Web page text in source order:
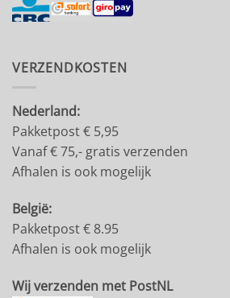
VERZENDKOSTEN
Nederland:
Pakketpost € 5,95
Vanaf € 75,- gratis verzenden
Afhalen is ook mogelijk
België:
Pakketpost € 8.95
Afhalen is ook mogelijk
Wij verzenden met PostNL